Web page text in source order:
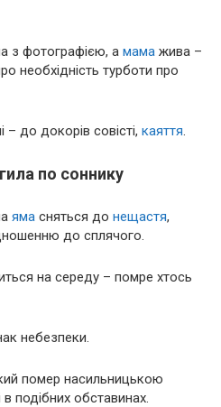
з фотографією, а мама жива –
необхідність турботи про
до докорів совісті, каяття.
по соннику
яма сняться до нещастя,
до сплячого.
на середу – помре хтось
небезпеки.
помер насильницькою
подібних обставинах.